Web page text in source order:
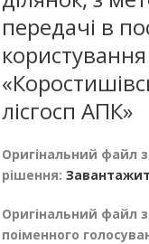
передачі в
лісгосп АПК»
Оригінальний файл
рішення:
Оригінальний файл
поіменного